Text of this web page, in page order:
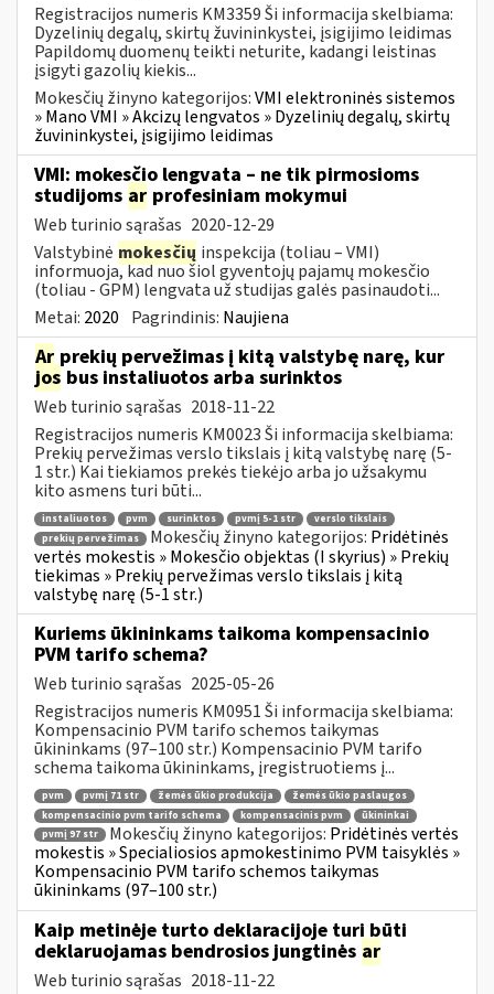
Registracijos numeris KM3359 Ši informacija skelbiama:
Dyzelinių degalų, skirtų žuvininkystei, įsigijimo leidimas
Papildomų duomenų teikti neturite, kadangi leistinas
įsigyti gazolių kiekis...
Mokesčių žinyno kategorijos:VMI elektroninės sistemos
» Mano VMI » Akcizų lengvatos » Dyzelinių degalų, skirtų
žuvininkystei, įsigijimo leidimas
VMI: mokesčio lengvata – ne tik pirmosioms
studijoms ar profesiniam mokymui
Web turinio sąrašas 2020-12-29
Valstybinė mokesčių inspekcija (toliau – VMI)
informuoja, kad nuo šiol gyventojų pajamų mokesčio
(toliau - GPM) lengvata už studijas galės pasinaudoti...
Metai: 2020 Pagrindinis: Naujiena
Ar prekių pervežimas į kitą valstybę narę, kur
jos bus instaliuotos arba surinktos
Web turinio sąrašas 2018-11-22
Registracijos numeris KM0023 Ši informacija skelbiama:
Prekių pervežimas verslo tikslais į kitą valstybę narę (5-
1 str.) Kai tiekiamos prekės tiekėjo arba jo užsakymu
kito asmens turi būti...
instaliuotos pvm surinktos pvmį 5-1 str
verslo tikslais
prekių pervežimas
Mokesčių žinyno kategorijos: Pridėtinės
vertės mokestis » Mokesčio objektas (I skyrius) » Prekių
tiekimas » Prekių pervežimas verslo tikslais į kitą
valstybę narę (5-1 str.)
Kuriems ūkininkams taikoma kompensacinio
PVM tarifo schema?
Web turinio sąrašas 2025-05-26
Registracijos numeris KM0951 Ši informacija skelbiama:
Kompensacinio PVM tarifo schemos taikymas
ūkininkams (97–100 str.) Kompensacinio PVM tarifo
schema taikoma ūkininkams, įregistruotiems į...
pvm pvmį 71 str žemės ūkio produkcija
žemės ūkio paslaugos
kompensacinio pvm tarifo schema
kompensacinis pvm
ūkininkai
pvmį 97 str
Mokesčių žinyno kategorijos: Pridėtinės vertės
mokestis » Specialiosios apmokestinimo PVM taisyklės »
Kompensacinio PVM tarifo schemos taikymas
ūkininkams (97–100 str.)
Kaip metinėje turto deklaracijoje turi būti
deklaruojamas bendrosios jungtinės ar
Web turinio sąrašas 2018-11-22